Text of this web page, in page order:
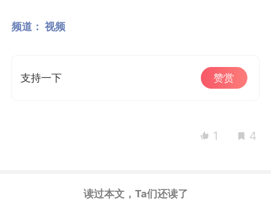
频道： 视频
支持一下 赞赏
1 4
读过本文，Ta们还读了